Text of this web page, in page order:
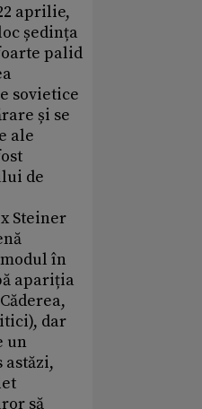
aprilie,
ședința
palid
sovietice
și se
ale
de
Steiner
în
apariția
dar
un
să